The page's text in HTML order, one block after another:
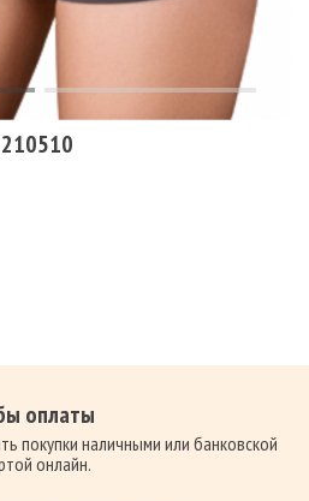
оплаты
покупки наличными или банковской
онлайн.